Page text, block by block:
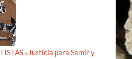
«Justicia para Samir y